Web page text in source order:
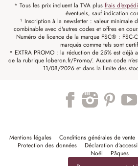
* Tous les prix incluent la TVA plus frais
éventuels, sauf indication
¹ Inscription à la newsletter : valeur minimale
combinable avec d'autres codes et offres en
Numéro de licence de la marque FSC® : FSC-
marqués comme tels sont
* EXTRA PROMO : la réduction de 25% est déjà
de la rubrique loberon.fr/Promo/. Aucun code
11/08/2026 et dans la limite des
Mentions légales Conditions générales de vente
Protection des données
Déclaration
Noël
Pâques